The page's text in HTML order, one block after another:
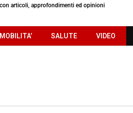
articoli, approfondimenti ed opinioni
MOBILITA’ SALUTE VIDEO